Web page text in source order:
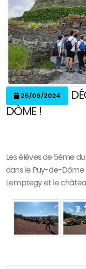
25/06/2024
DÔME !
Les élèves de 5ème
dans le Puy-de-Dôme
Lemptegy et le